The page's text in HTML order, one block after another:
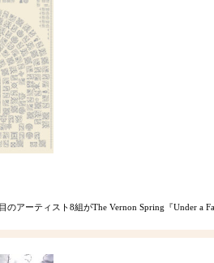
のアーティスト8組がThe Vernon Spring『Under a